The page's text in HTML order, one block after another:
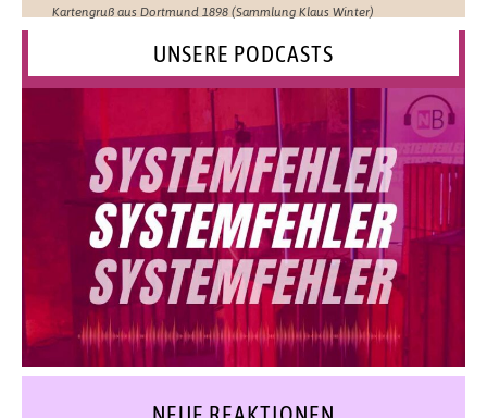
Kartengruß aus Dortmund 1898 (Sammlung Klaus Winter)
UNSERE PODCASTS